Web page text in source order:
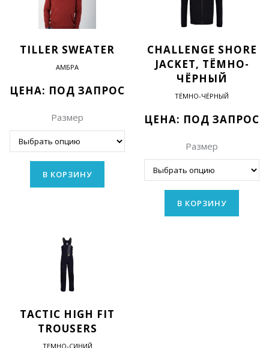
TILLER SWEATER
АМБРА
ЦЕНА: ПОД ЗАПРОС
Размер
В КОРЗИНУ
CHALLENGE SHORE
JACKET, ТЁМНО-
ЧЁРНЫЙ
ТЁМНО-ЧЁРНЫЙ
ЦЕНА: ПОД ЗАПРОС
Размер
В КОРЗИНУ
TACTIC HIGH FIT
TROUSERS
ТЕМНО-СИНИЙ